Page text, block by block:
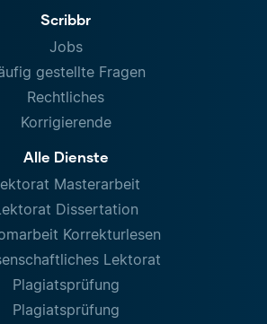
Scribbr
Jobs
gestellte Fragen
Rechtliches
Korrigierende
Alle Dienste
Masterarbeit
Dissertation
Korrekturlesen
Lektorat
Plagiatsprüfung
Plagiatsprüfung